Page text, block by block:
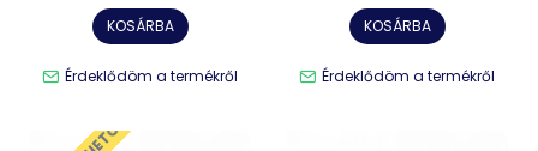
KOSÁRBA
Érdeklődöm a termékről
KOSÁRBA
Érdeklődöm a termékről